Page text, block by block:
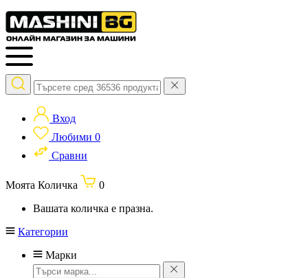
Вход
Любими 0
Сравни
Моята Количка
0
Вашата количка е празна.
Категории
Марки